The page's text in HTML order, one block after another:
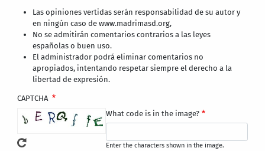
Las opiniones vertidas serán responsabilidad de su autor y
en ningún caso de www.madrimasd.org,
No se admitirán comentarios contrarios a las leyes
españolas o buen uso.
El administrador podrá eliminar comentarios no
apropiados, intentando respetar siempre el derecho a la
libertad de expresión.
CAPTCHA
What code is in the image?
Enter the characters shown in the image.